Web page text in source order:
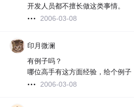
开发人员都不擅长做这类事情。
2006-03-08
印月微澜
有例子吗？
哪位高手有这方面经验，给个例子
2006-03-08